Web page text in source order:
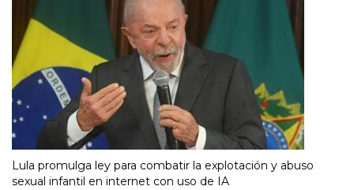
Lula promulga ley para combatir la explotación y abuso
sexual infantil en internet con uso de IA